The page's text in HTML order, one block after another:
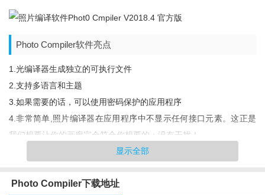
Photo Compiler软件亮点
1.光编译器生成独立的可执行文件
2.支持多语言和主题
3.如果需要的话，可以使用密码保护的应用程序
4.非常简单,照片编译器在应用程序中不显示任何接口元素。这正是
我们想要让你的画廊完全符合你想要的；没有干扰！
Photo Compiler软件特色
1.所有您生产的可执行文件完全免版税
显示全部
Photo Compiler下载地址